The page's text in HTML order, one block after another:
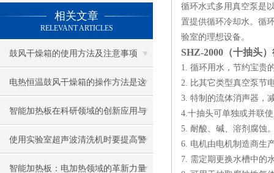
相关文章
RELEVANT ARTICLES
鼓风干燥箱的使用方法及注意事项
电热恒温鼓风干燥箱的操作方法是这
样子的
智能加热板在科研领域的创新应用与
案例分析
使用实验室超声波清洗机时要提高警
惕性
智能加热板：电加热领域的革新力量
循环水式多用真空泵是
置提供循环冷却水。循
验室的理想设备。
SHZ-2000（十抽头
1. 循环用水，节约宝贵
2. 比其它类型真空泵节
3. 特制的流体消声器，
4.十抽头可单独或并联
5. 耐酸、碱、溶剂腐蚀
6. 电机由电机制造商生
7. 需定期更换水槽中的